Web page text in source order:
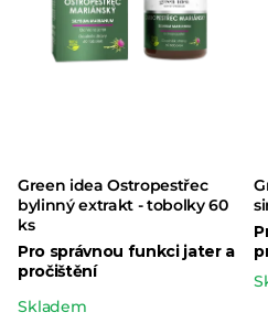
Green idea Ostropestřec
bylinný extrakt - tobolky 60
ks
Pro správnou funkci jater a
pročištění
Průměrné
Skladem